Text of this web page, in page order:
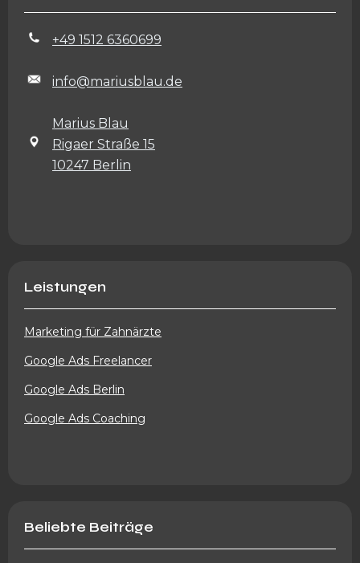
+49 1512 6360699
info@mariusblau.de
Marius Blau
Rigaer Straße 15
10247 Berlin
Leistungen
Marketing für Zahnärzte
Google Ads Freelancer
Google Ads Berlin
Google Ads Coaching
Beliebte Beiträge